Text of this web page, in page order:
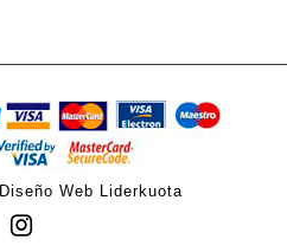
Diseño Web Liderkuota